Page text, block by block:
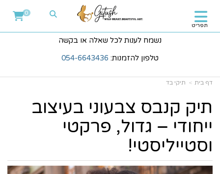
נשמח לענות לכל שאלה או בקשה
טלפון להזמנות: 054-6643436
תפריט
0
דף בית תיקי בד
תיק קנבס צבעוני בעיצוב
ייחודי – גדול, פרקטי
וסטייליסטי!